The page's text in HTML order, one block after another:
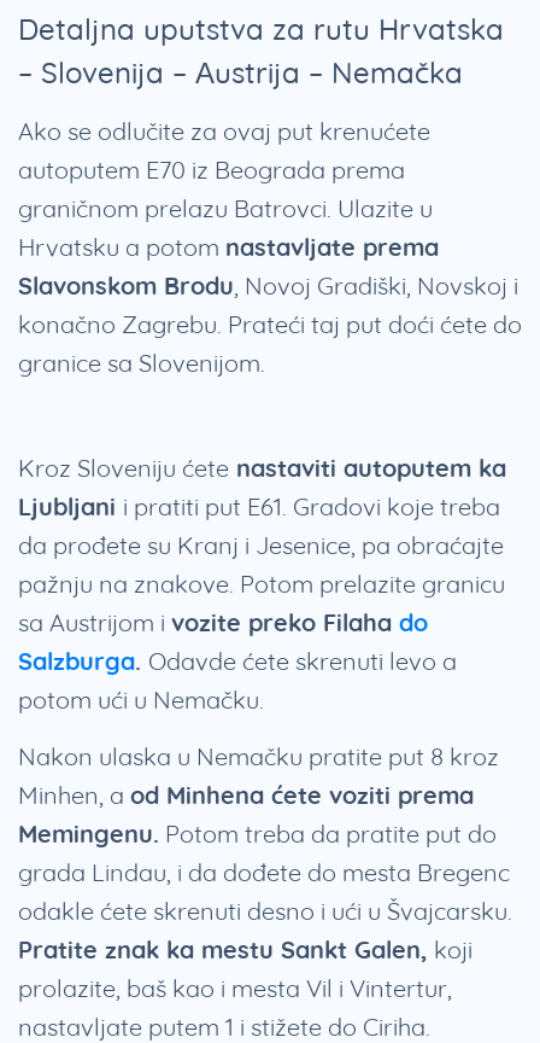
Detaljna uputstva za rutu Hrvatska
– Slovenija – Austrija – Nemačka
Ako se odlučite za ovaj put krenućete
autoputem E70 iz Beograda prema
graničnom prelazu Batrovci. Ulazite u
Hrvatsku a potom nastavljate prema
Slavonskom Brodu, Novoj Gradiški, Novskoj i
konačno Zagrebu. Prateći taj put doći ćete do
granice sa Slovenijom.
Kroz Sloveniju ćete nastaviti autoputem ka
Ljubljani i pratiti put E61. Gradovi koje treba
da prođete su Kranj i Jesenice, pa obraćajte
pažnju na znakove. Potom prelazite granicu
sa Austrijom i vozite preko Filaha do
Salzburga. Odavde ćete skrenuti levo a
potom ući u Nemačku.
Nakon ulaska u Nemačku pratite put 8 kroz
Minhen, a od Minhena ćete voziti prema
Memingenu. Potom treba da pratite put do
grada Lindau, i da dođete do mesta Bregenc
odakle ćete skrenuti desno i ući u Švajcarsku.
Pratite znak ka mestu Sankt Galen, koji
prolazite, baš kao i mesta Vil i Vintertur,
nastavljate putem 1 i stižete do Ciriha.